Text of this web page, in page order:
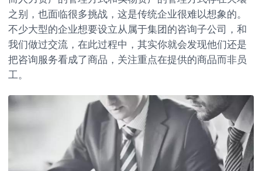
之别，也面临很多挑战，这是传统企业很难以想象的。
不少大型的企业想要设立从属于集团的咨询子公司，和
我们做过交流，在此过程中，其实你就会发现他们还是
把咨询服务看成了商品，关注重点在提供的商品而非员
工。